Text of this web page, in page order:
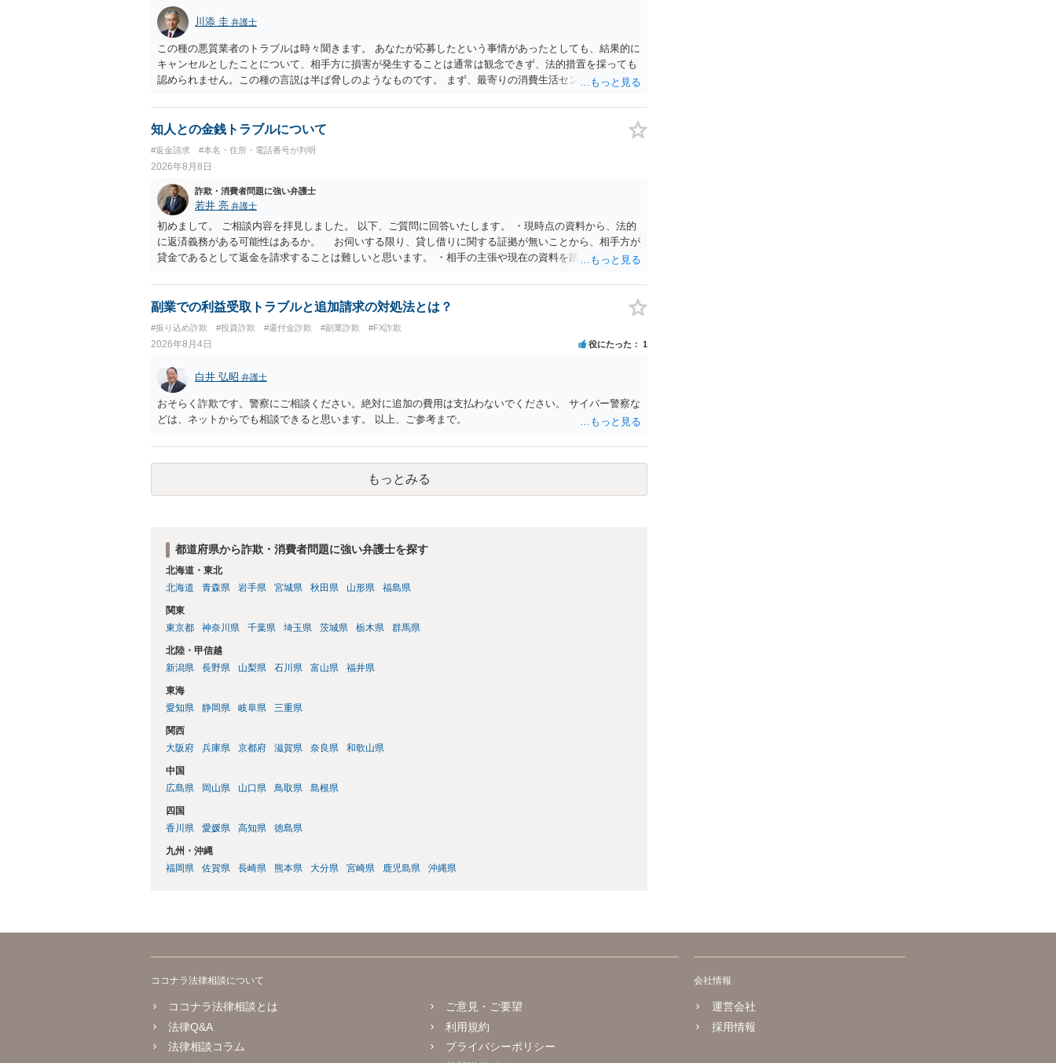
川添 圭 弁護士
この種の悪質業者のトラブルは時々聞きます。 あなたが応募したという事情があったとしても、結果的に
キャンセルとしたことについて、相手方に損害が発生することは通常は観念できず、法的措置を採っても
認められません。この種の言説は半ば脅しのようなものです。 まず、最寄りの消費生活センターへ相談
ば、弁護士へ依頼して警告してもらうことも必要になるかもしれません。
知人との金銭トラブルについて
#返金請求 #本名・住所・電話番号が判明
2026年8月8日
詐欺・消費者問題に強い弁護士
若井 亮 弁護士
初めまして。 ご相談内容を拝見しました。 以下、ご質問に回答いたします。 ・現時点の資料から、法的
に返済義務がある可能性はあるか。 お伺いする限り、貸し借りに関する証拠が無いことから、相手方が
貸金であるとして返金を請求することは難しいと思います。 ・相手の主張や現在の資料を踏まえ、今後ど
とするケースも散見されます。 ご自身での対応に窮するようであれば、代理人を立てることもご検討く
ださい。 ・相手へ送る回答文についてアドバイスをいただけるか。 具体的な回答内容については、一
用をご確認ください。
副業での利益受取トラブルと追加請求の対処法とは？
#振り込め詐欺 #投資詐欺 #還付金詐欺 #副業詐欺 #FX詐欺
2026年8月4日 役にたった 1
白井 弘昭 弁護士
おそらく詐欺です。警察にご相談ください。絶対に追加の費用は支払わないでください。 サイバー警察な
どは、ネットからでも相談できると思います。 以上、ご参考まで。
もっとみる
都道府県から詐欺・消費者問題に強い弁護士を探す
北海道・東北
北海道
青森県 岩手県 宮城県 秋田県 山形県 福島県
関東
東京都
神奈川県 千葉県 埼玉県 茨城県 栃木県 群馬県
北陸・甲信越
新潟県
長野県 山梨県 石川県 富山県 福井県
東海
愛知県
静岡県 岐阜県 三重県
関西
大阪府
兵庫県 京都府 滋賀県 奈良県 和歌山県
中国
広島県
岡山県 山口県 鳥取県 島根県
四国
香川県
愛媛県 高知県 徳島県
九州・沖縄
福岡県
佐賀県 長崎県 熊本県 大分県 宮崎県 鹿児島県 沖縄県
ココナラ法律相談について
ココナラ法律相談とは
法律Q&A
法律相談コラム
ご意見・ご要望
利用規約
プライバシーポリシー
会社情報
運営会社
採用情報